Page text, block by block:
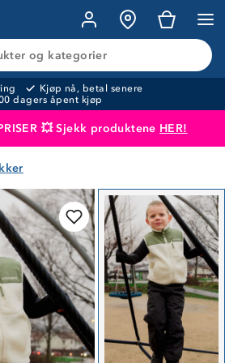
og kategorier
Kjøp nå, betal senere
dagers åpent kjøp
💥 Sjekk produktene HER!
er lagt i handlekurven